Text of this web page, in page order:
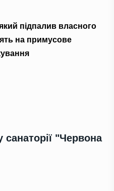
підпалив власного
на примусове
"Червона